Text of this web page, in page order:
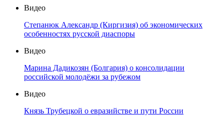
Видео
Степанюк Александр (Киргизия) об экономических
особенностях русской диаспоры
Видео
Марина Дадикозян (Болгария) о консолидации
российской молодёжи за рубежом
Видео
Князь Трубецкой о евразийстве и пути России